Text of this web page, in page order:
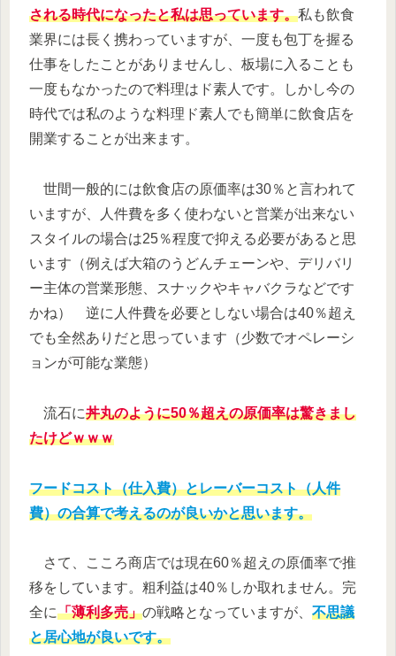
される時代になったと私は思っています。私も飲食
業界には長く携わっていますが、一度も包丁を握る
仕事をしたことがありませんし、板場に入ることも
一度もなかったので料理はド素人です。しかし今の
時代では私のような料理ド素人でも簡単に飲食店を
開業することが出来ます。
世間一般的には飲食店の原価率は30％と言われて
いますが、人件費を多く使わないと営業が出来ない
スタイルの場合は25％程度で抑える必要があると思
います（例えば大箱のうどんチェーンや、デリバリ
ー主体の営業形態、スナックやキャバクラなどです
かね） 逆に人件費を必要としない場合は40％超え
でも全然ありだと思っています（少数でオペレーシ
ョンが可能な業態）
流石に丼丸のように50％超えの原価率は驚きまし
たけどｗｗｗ
フードコスト（仕入費）とレーバーコスト（人件
費）の合算で考えるのが良いかと思います。
さて、こころ商店では現在60％超えの原価率で推
移をしています。粗利益は40％しか取れません。完
全に「薄利多売」の戦略となっていますが、 不思議
と居心地が良いです。